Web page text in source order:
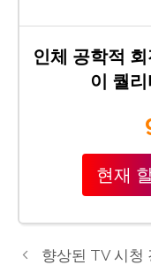
인체 공학적
이 퀄
현재
향상된 TV 시청